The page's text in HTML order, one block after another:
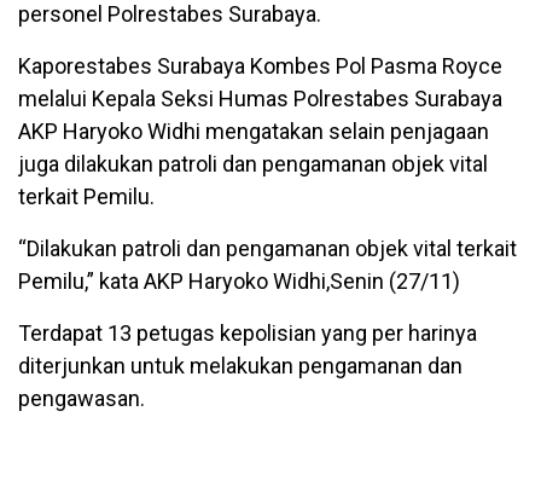
personel Polrestabes Surabaya.
Kaporestabes Surabaya Kombes Pol Pasma Royce
melalui Kepala Seksi Humas Polrestabes Surabaya
AKP Haryoko Widhi mengatakan selain penjagaan
juga dilakukan patroli dan pengamanan objek vital
terkait Pemilu.
“Dilakukan patroli dan pengamanan objek vital terkait
Pemilu,” kata AKP Haryoko Widhi,Senin (27/11)
Terdapat 13 petugas kepolisian yang per harinya
diterjunkan untuk melakukan pengamanan dan
pengawasan.